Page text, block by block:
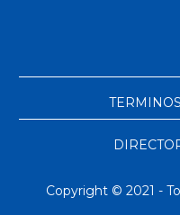
Copyright © 2021 -